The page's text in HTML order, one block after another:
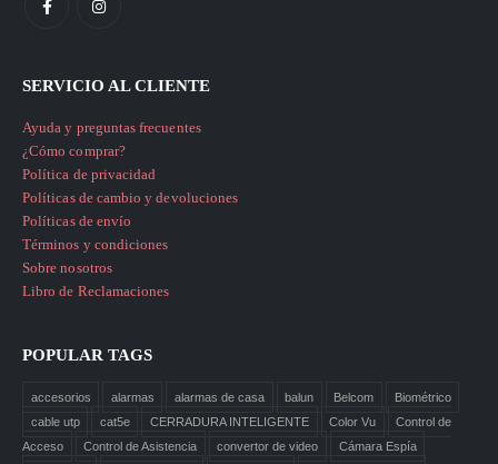
SERVICIO AL CLIENTE
Ayuda y preguntas frecuentes
¿Cómo comprar?
Política de privacidad
Políticas de cambio y devoluciones
Políticas de envío
Términos y condiciones
Sobre nosotros
Libro de Reclamaciones
POPULAR TAGS
accesorios alarmas alarmas de casa balun Belcom
Biométrico
cable utp
cat5e CERRADURA INTELIGENTE Color Vu
Control de
Acceso
Control de Asistencia convertor de video Cámara Espía